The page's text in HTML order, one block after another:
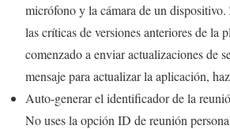
micrófono y la cámara de un
las críticas de versiones anteriores de la
comenzado a enviar actualizaciones de
mensaje para actualizar la aplicación,
Auto-generar el identificador de la
No uses la opción ID de reunión